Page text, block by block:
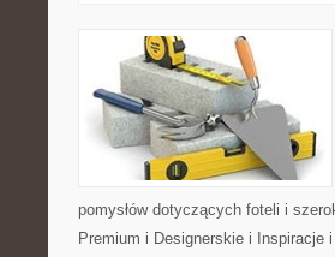
pomysłów dotyczących foteli i
Premium i Designerskie i Inspiracje